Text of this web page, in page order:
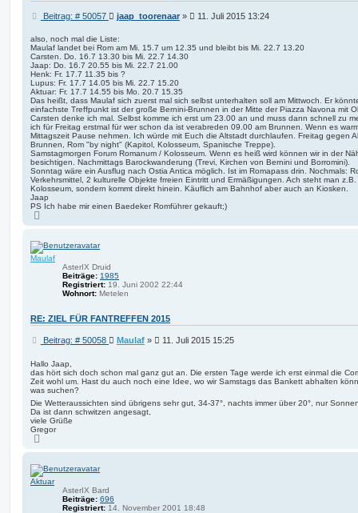
Beitrag: # 50057B
i
t
r
a
g
jaap_toorenaar» 11. Juli 2015 13:24
also, noch mal die Liste:
Maulaf landet bei Rom am Mi. 15.7 um 12.35 und bleibt bis Mi. 22.7 13.20
Carsten. Do. 16.7 13.30 bis Mi. 22.7 14.30
Jaap: Do. 16.7 20.55 bis Mi. 22.7 21.00
Henk: Fr. 17.7 11.35 bis ?
Lupus: Fr. 17.7 14.05 bis Mi. 22.7 15.20
Aktuar: Fr. 17.7 14.55 bis Mo. 20.7 15.35
Das heißt, dass Maulaf sich zuerst mal sich selbst unterhalten soll am Mittwoch. Er
einfachste Treffpunkt ist der große Bernini-Brunnen in der Mitte der Piazza Navona mit
Carsten denke ich mal. Selbst komme ich erst um 23.00 an und muss dann schnell zu
ich für Freitag erstmal für wer schon da ist verabreden 09.00 am Brunnen. Wenn es
Mittagszeit Pause nehmen. Ich würde mit Euch die Altstadt durchlaufen. Freitag gegen
Brunnen, Rom "by night" (Kapitol, Kolosseum, Spanische Treppe).
Samstagmorgen Forum Romanum / Kolosseum. Wenn es heiß wird können wir in der
besichtigen. Nachmittags Barockwanderung (Trevi, Kirchen von Bernini und Borromini).
Sonntag wäre ein Ausflug nach Ostia Antica möglich. Ist im Romapass drin. Nochmals:
Verkehrsmittel, 2 kulturelle Objekte frreien Eintritt und Ermäßigungen. Ach steht man
Kolosseum, sondern kommt direkt hinein. Käuflich am Bahnhof aber auch an Kiosken.
Jaap
PS Ich habe mir einen Baedeker Romführer gekauft;)
o
b
Maulaf
AsterIX Druid
Beiträge: 1985
Registriert: 19. Juni 2002 22:44
Wohnort: Metelen
RE: ZIEL FÜR FANTREFFEN 2015
Beitrag: # 50058B
t
r
g
Maulaf» 11. Juli 2015 15:25
Hallo Jaap,
das hört sich doch schon mal ganz gut an. Die ersten Tage werde ich erst einmal die
Zeit wohl um. Hast du auch noch eine Idee, wo wir Samstags das Bankett abhalten
was suchen?
Die Wetteraussichten sind übrigens sehr gut, 34-37°, nachts immer über 20°, nur
Da ist dann schwitzen angesagt,
viele Grüße
Gregor
c
o
b
Aktuar
AsterIX Bard
Beiträge: 696
Registriert: 14. November 2001 18:48